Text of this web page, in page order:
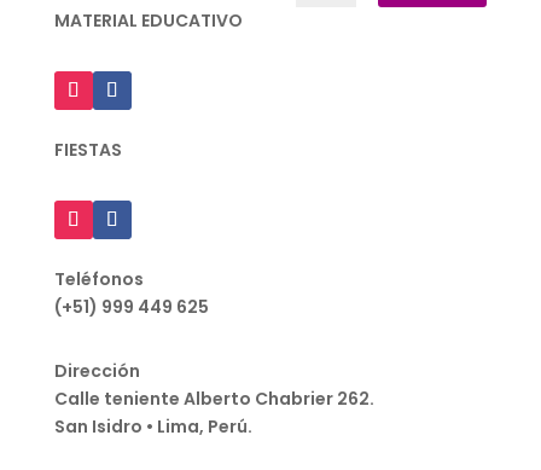
MATERIAL EDUCATIVO
FIESTAS
Teléfonos
(+51) 999 449 625
Dirección
Calle teniente Alberto Chabrier 262.
San Isidro • Lima, Perú.